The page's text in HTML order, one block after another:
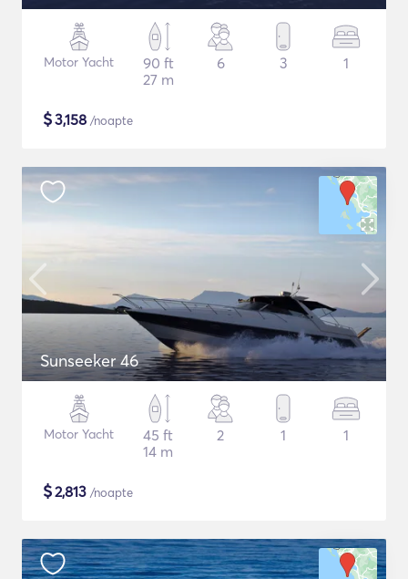
Motor Yacht
90 ft
27 m
6 3 1
$3,158 /noapte
Sunseeker 46
Motor Yacht
45 ft
14 m
2 1 1
$2,813 /noapte